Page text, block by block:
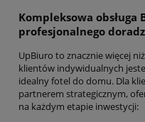
Kompleksowa obsługa
profesjonalnego
UpBiuro to znacznie więcej
klientów indywidualnych
idealny fotel do domu. Dla
partnerem strategicznym,
na każdym etapie inwestycji: